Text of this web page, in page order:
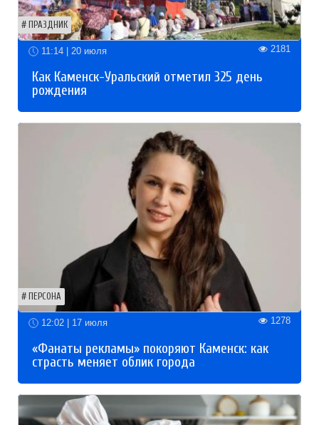
ПРАЗДНИК
11:14 | 20 июля 2181
Как Каменск-Уральский отметил 325 день
рождения
ПЕРСОНА
12:02 | 17 июля 1278
«Фанаты рекламы» покоряют Каменск: как
страсть меняет облик города